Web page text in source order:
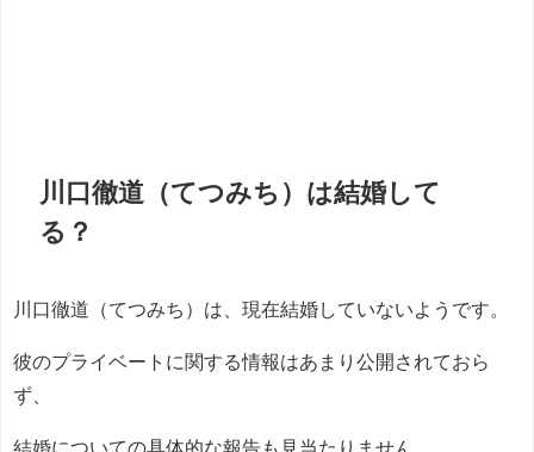
川口徹道（てつみち）は結婚して
る？
川口徹道（てつみち）は、現在結婚していないようです。
彼のプライベートに関する情報はあまり公開されておら
ず、
結婚についての具体的な報告も見当たりません。